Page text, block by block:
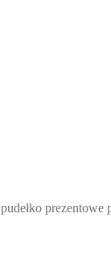
pudełko prezentowe